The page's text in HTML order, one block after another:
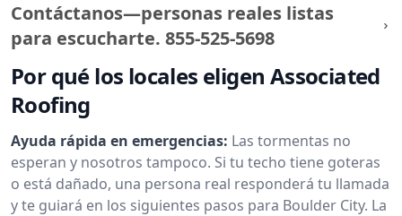
Contáctanos—personas reales listas
para escucharte. 855-525-5698
Por qué los locales eligen Associated
Roofing
Ayuda rápida en emergencias: Las tormentas no
esperan y nosotros tampoco. Si tu techo tiene goteras
o está dañado, una persona real responderá tu llamada
y te guiará en los siguientes pasos para Boulder City. La